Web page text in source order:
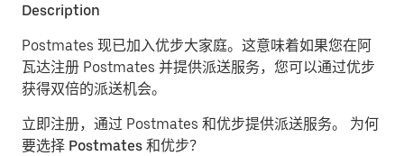
Description
Postmates 现已加入优步大家庭。这意味着如果您在阿
瓦达注册 Postmates 并提供派送服务，您可以通过优步
获得双倍的派送机会。
立即注册，通过 Postmates 和优步提供派送服务。 为何
要选择 Postmates 和优步？